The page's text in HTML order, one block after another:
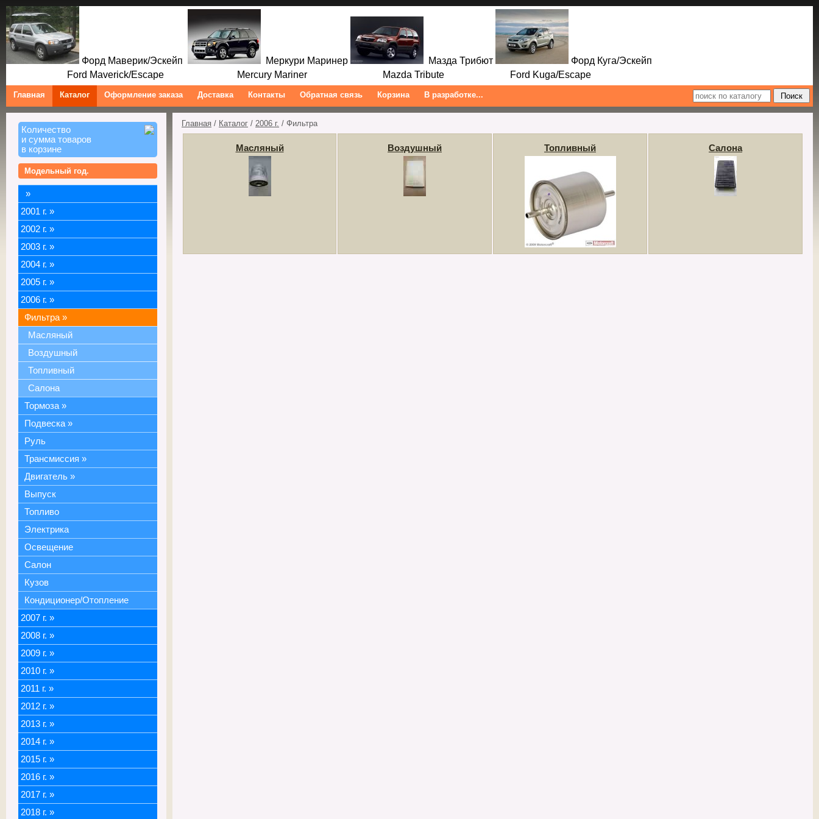
Форд Маверик/Эскейп Меркури Маринер Мазда Трибют
Форд Куга/Эскейп
Ford Maverick/Escape Mercury Mariner Mazda Tribute Ford Kuga/Escape
Главная Каталог Оформление заказа Доставка Контакты Обратная связь Корзина В разработке...
Количество
и сумма товаров
в корзине
Модельный год.
»
2001 г. »
2002 г. »
2003 г. »
2004 г. »
2005 г. »
2006 г. »
Фильтра »
Масляный
Воздушный
Топливный
Салона
Тормоза »
Подвеска »
Руль
Трансмиссия »
Двигатель »
Выпуск
Топливо
Электрика
Освещение
Салон
Кузов
Кондиционер/Отопление
2007 г. »
2008 г. »
2009 г. »
2010 г. »
2011 г. »
2012 г. »
2013 г. »
2014 г. »
2015 г. »
2016 г. »
2017 г. »
2018 г. »
Главная / Каталог / 2006 г. / Фильтра
Масляный Воздушный Топливный Салона